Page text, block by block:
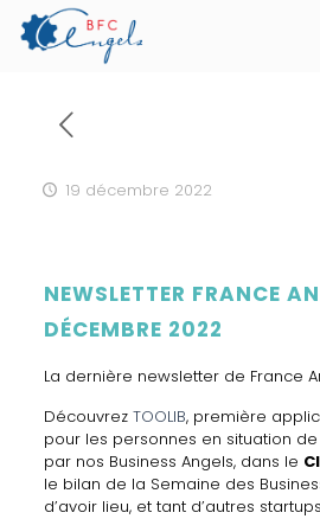
19 décembre 2022
NEWSLETTER FRANCE
DÉCEMBRE 2022
La dernière newsletter de France
Découvrez TOOLIB, première
pour les personnes en situation
par nos Business Angels, dans le
le bilan de la Semaine des
d’avoir lieu, et tant d’autres